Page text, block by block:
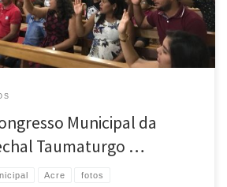
Municipal da
Taumaturgo …
Acre fotos